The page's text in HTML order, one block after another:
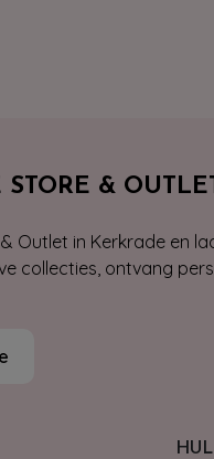
STORE &
Outlet in Kerkrade en
collecties, ontvang